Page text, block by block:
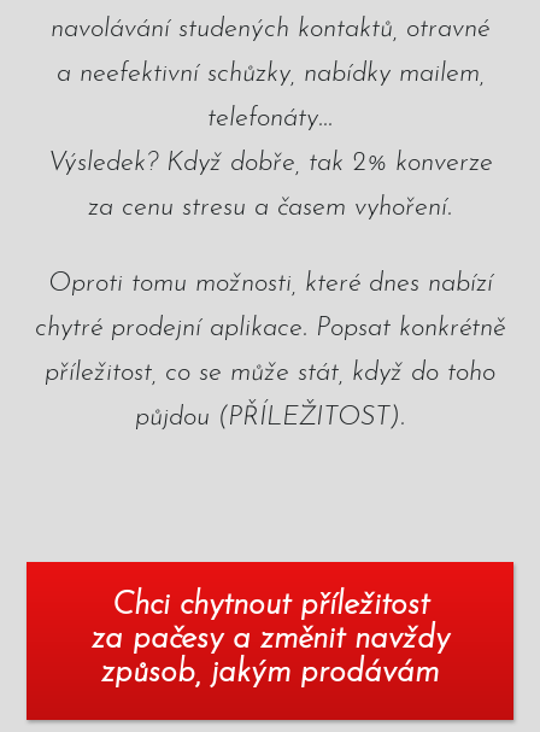
navolávání studených kontaktů, otravné
a neefektivní schůzky, nabídky mailem,
telefonáty...
Výsledek? Když dobře, tak 2% konverze
za cenu stresu a časem vyhoření.
Oproti tomu možnosti, které dnes nabízí
chytré prodejní aplikace. Popsat konkrétně
příležitost, co se může stát, když do toho
půjdou (PŘÍLEŽITOST).
Chci chytnout příležitost
za pačesy a změnit navždy
způsob, jakým prodávám